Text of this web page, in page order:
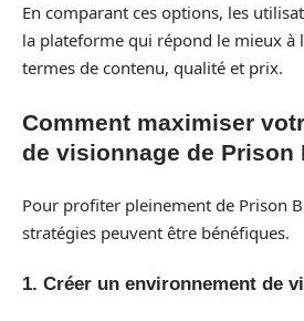
En comparant ces options, les
la plateforme qui répond le mieux à
termes de contenu, qualité et prix.
Comment maximiser
de visionnage de Prison
Pour profiter pleinement de Prison
stratégies peuvent être bénéfiques.
1. Créer un environnement de